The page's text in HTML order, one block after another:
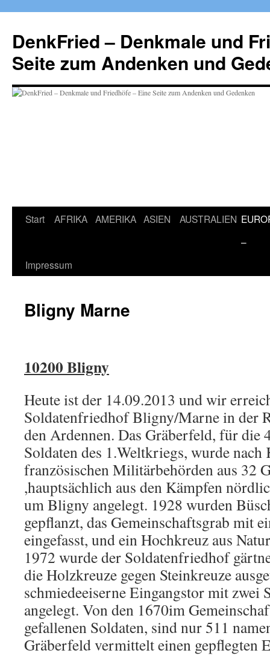
springen
DenkFried – Denkmale und
Seite zum Andenken und
Start AFRIKA AMERIKA ASIEN AUSTRALIEN
–
Impressum
Bligny Marne
10200 Bligny
Heute ist der 14.09.2013 und wir
Soldatenfriedhof Bligny/Marne in der
den Ardennen. Das Gräberfeld, für die
Soldaten des 1.Weltkriegs, wurde nach
französischen Militärbehörden aus 32
,hauptsächlich aus den Kämpfen
um Bligny angelegt. 1928 wurden
gepflanzt, das Gemeinschaftsgrab mit
eingefasst, und ein Hochkreuz aus
1972 wurde der Soldatenfriedhof
die Holzkreuze gegen Steinkreuze
schmiedeeiserne Eingangstor mit zwei
angelegt. Von den 1670im
gefallenen Soldaten, sind nur 511
Gräberfeld vermittelt einen gepflegten